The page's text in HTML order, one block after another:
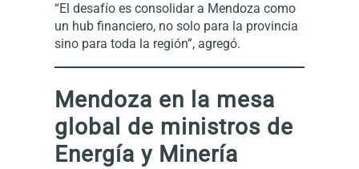
“El desafío es consolidar a Mendoza como
un hub financiero, no solo para la provincia
sino para toda la región”, agregó.
Mendoza en la mesa
global de ministros de
Energía y Minería